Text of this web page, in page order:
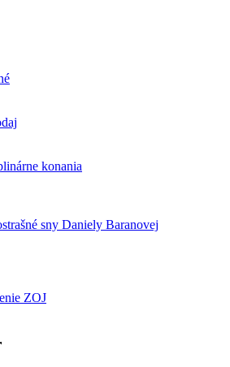
konania
sny Daniely Baranovej
ZOJ